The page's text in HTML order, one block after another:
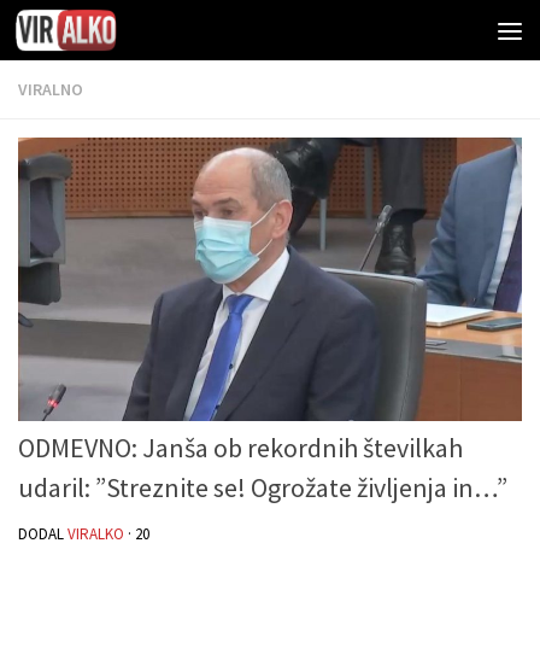
VIRALNO
ODMEVNO: Janša ob rekordnih številkah
udaril: ”Streznite se! Ogrožate življenja in…”
DODALVIRALKO · 20